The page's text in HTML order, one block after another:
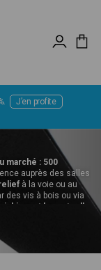
J’en profite
marché : 500
auprès des salles
à la voie ou au
des vis à bois ou via
la gestuelle
de volumes est